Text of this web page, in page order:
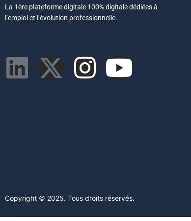
La 1ère plateforme digitale 100% digitale dédiées à
l’emploi et l’évolution professionnelle.
Copyright © 2025. Tous droits réservés.